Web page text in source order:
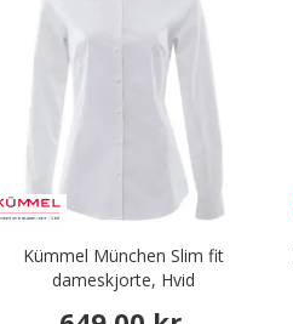
Kümmel München Slim fit
dameskjorte, Hvid